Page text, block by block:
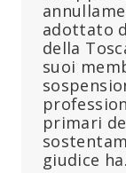
adottato
della
suoi
primari
giudice